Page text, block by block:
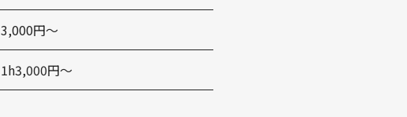
3,000円〜
1h3,000円〜